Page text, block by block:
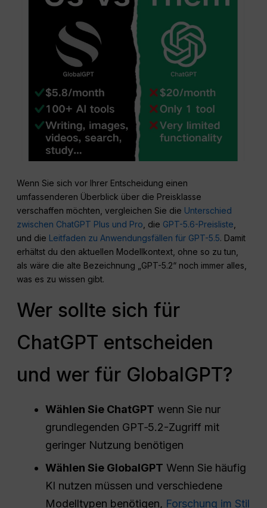
Wenn Sie sich vor Ihrer Entscheidung einen
umfassenderen Überblick über die Preisklasse
verschaffen möchten, vergleichen Sie die Unterschied
zwischen ChatGPT Plus und Pro , die GPT-5.6-Preisliste
und die Leitfaden zu Anwendungsfällen für GPT-5.5. Damit
erhältst du den aktuellen Modellkontext, ohne so zu tun,
als wäre die alte Bezeichnung „GPT-5.2“ noch immer alles,
was es zu wissen gibt.
Wer sollte sich für
ChatGPT entscheiden
und wer für GlobalGPT?
Wählen Sie ChatGPT wenn Sie nur
grundlegenden GPT‑5.2-Zugriff mit
geringer Nutzung benötigen
Wählen Sie GlobalGPT Wenn Sie häufig
KI nutzen müssen und verschiedene
Modelltypen benötigen, Forschung im Stil